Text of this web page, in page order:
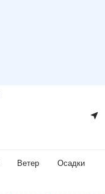
Ветер Осадки